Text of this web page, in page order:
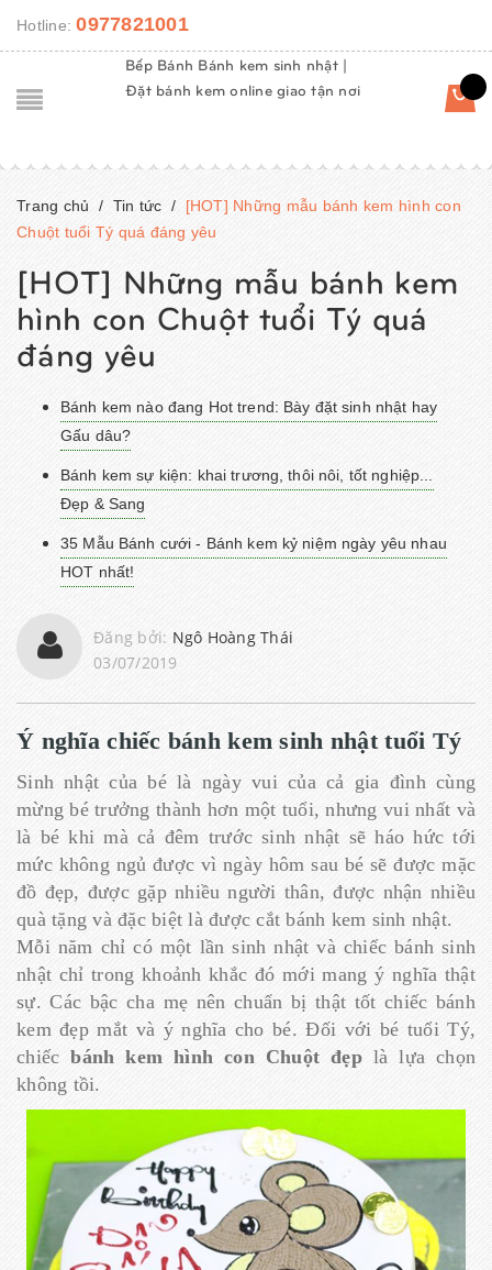
Hotline:0977821001
Bếp Bánh Bánh kem sinh nhật |
Đặt bánh kem online giao tận nơi
Trang chủ / Tin tức /
[HOT] Những mẫu bánh kem hình con
Chuột tuổi Tý quá đáng yêu
[HOT] Những mẫu bánh kem
hình con Chuột tuổi Tý quá
đáng yêu
Bánh kem nào đang Hot trend: Bày đặt sinh nhật hay
Gấu dâu?
Bánh kem sự kiện: khai trương, thôi nôi, tốt nghiệp...
Đẹp & Sang
35 Mẫu Bánh cưới - Bánh kem kỷ niệm ngày yêu nhau
HOT nhất!
Đăng bởi: Ngô Hoàng Thái
03/07/2019
Ý nghĩa chiếc bánh kem sinh nhật tuổi Tý
Sinh nhật của bé là ngày vui của cả gia đình cùng
mừng bé trưởng thành hơn một tuổi, nhưng vui nhất và
là bé khi mà cả đêm trước sinh nhật sẽ háo hức tới
mức không ngủ được vì ngày hôm sau bé sẽ được mặc
đồ đẹp, được gặp nhiều người thân, được nhận nhiều
quà tặng và đặc biệt là được cắt bánh kem sinh nhật.
Mỗi năm chỉ có một lần sinh nhật và chiếc bánh sinh
nhật chỉ trong khoảnh khắc đó mới mang ý nghĩa thật
sự. Các bậc cha mẹ nên chuẩn bị thật tốt chiếc bánh
kem đẹp mắt và ý nghĩa cho bé. Đối với bé tuổi Tý,
chiếcbánh kem hình con Chuột đẹplà lựa chọn
không tồi.